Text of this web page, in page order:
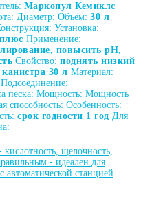
Маркопул Кемиклс
Диаметр: Объём: 30 л
Установка:
Применение:
повысить рН,
Свойство: поднять низкий
канистра 30 л Материал:
Подсоединение:
песка: Мощность: Мощность
способность: Особенность:
срок годности 1 год Для
кислотность, щелочность,
- идеален для
автоматической станцией